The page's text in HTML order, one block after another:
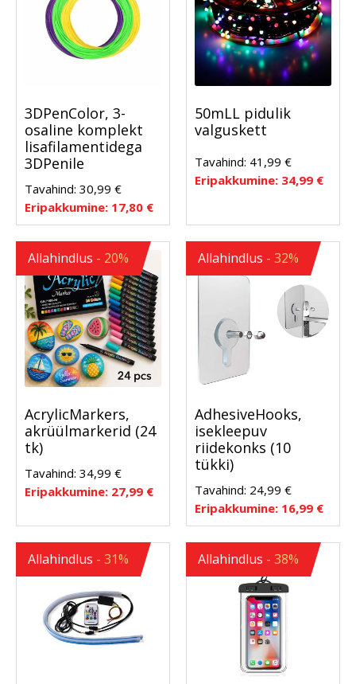
3DPenColor, 3-
osaline komplekt
lisafilamentidega
3DPenile
Tavahind: 30,99 €
Eripakkumine: 17,80 €
50mLL pidulik
valguskett
Tavahind: 41,99 €
Eripakkumine: 34,99 €
Allahindlus - 20%
AcrylicMarkers,
akrüülmarkerid (24
tk)
Tavahind: 34,99 €
Eripakkumine: 27,99 €
Allahindlus - 32%
AdhesiveHooks,
isekleepuv
riidekonks (10
tükki)
Tavahind: 24,99 €
Eripakkumine: 16,99 €
Allahindlus - 31% Allahindlus - 38%